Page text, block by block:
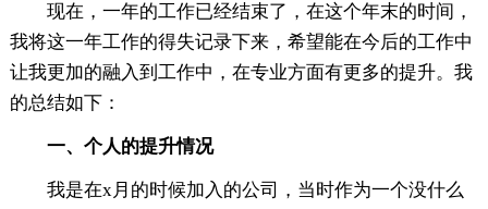
现在，一年的工作已经结束了，在这个年末的时间，
我将这一年工作的得失记录下来，希望能在今后的工作中
让我更加的融入到工作中，在专业方面有更多的提升。我
的总结如下：
一、个人的提升情况
我是在x月的时候加入的公司，当时作为一个没什么